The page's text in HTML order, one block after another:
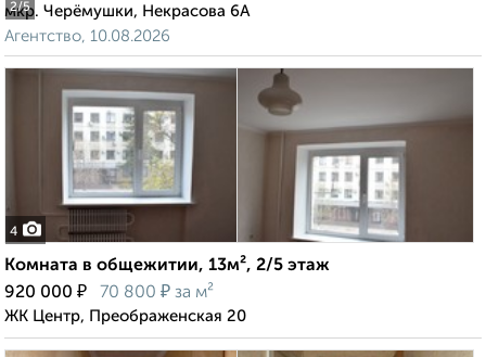
2/5
мкр. Черёмушки, Некрасова 6А
Агентство, 10.08.2026
4
Комната в общежитии, 13м², 2/5 этаж
920 000 ₽ 70 800 ₽ за м²
ЖК Центр, Преображенская 20